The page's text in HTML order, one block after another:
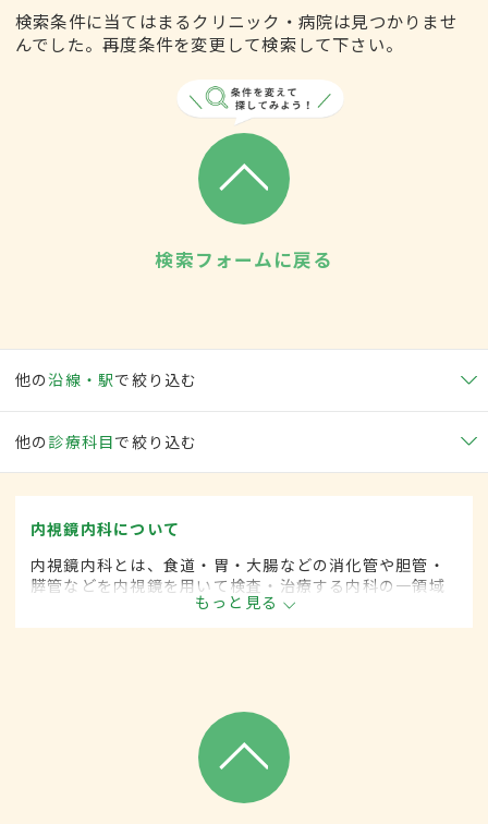
検索条件に当てはまるクリニック・病院は見つかりませ
んでした。再度条件を変更して検索して下さい。
検索フォームに戻る
他の沿線・駅で絞り込む
他の 診療科目で絞り込む
内視鏡内科について
内視鏡内科とは、食道・胃・大腸などの消化管や胆管・
膵管などを内視鏡を用いて検査・治療する内科の一領域
もっと見る